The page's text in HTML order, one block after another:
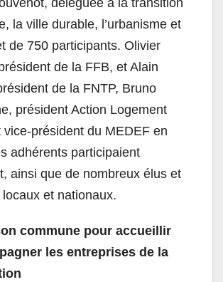
déléguée à la transition
la ville durable, l’urbanisme et
de 750 participants. Olivier
de la FFB, et Alain
de la FNTP, Bruno
président Action Logement
vice-président du MEDEF en
adhérents participaient
ainsi que de nombreux élus et
et nationaux.
commune pour accueillir
les entreprises de la